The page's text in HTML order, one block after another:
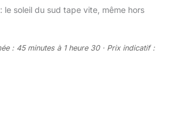
le soleil du sud tape vite, même hors
: 45 minutes à 1 heure 30 · Prix indicatif :